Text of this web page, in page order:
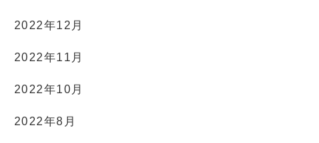
2022年12月
2022年11月
2022年10月
2022年8月